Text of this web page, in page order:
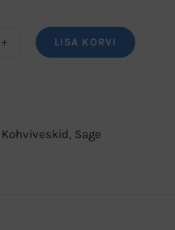
LISA KORVI
Kohviveskid Sage